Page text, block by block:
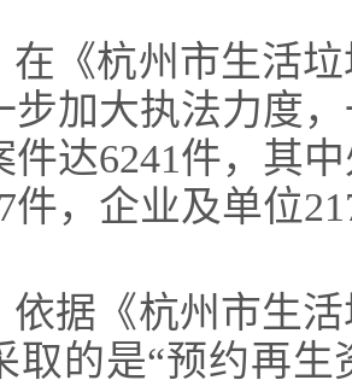
在《杭州市生活
步加大执法力度
件达6241件，其
件，企业及单位
依据《杭州市生
取的是“预约再